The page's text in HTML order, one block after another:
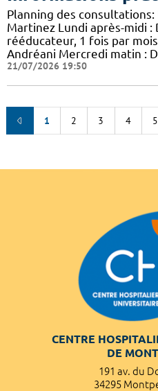
Planning des consultations:
Martinez Lundi après-midi :
rééducateur, 1 fois par
Andréani Mercredi matin :
21/07/2026 19:50
1 2 3 4 5
CENTRE
DE
191 av. du
34295